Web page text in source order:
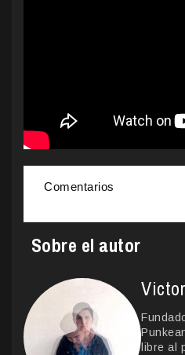
Comentarios
Sobre el autor
libre al